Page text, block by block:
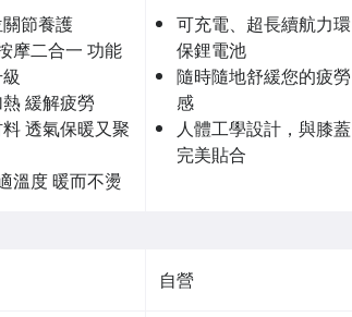
節養護
摩二合一 功能
緩解疲勞
透氣保暖又聚
溫度 暖而不燙
可充電、超長續航力環
保鋰電池
隨時隨地舒緩您的疲勞
感
人體工學設計，與膝蓋
完美貼合
自營